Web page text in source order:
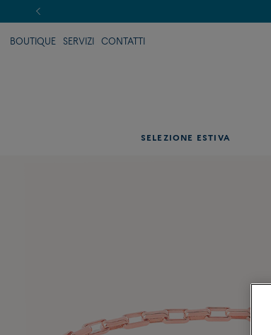
BOUTIQUE SERVIZI CONTATTI
SELEZIONE ESTIVA